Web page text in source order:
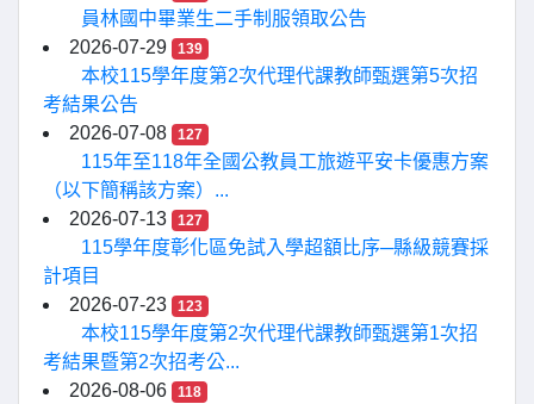
員林國中畢業生二手制服領取公告
2026-07-29
139
本校115學年度第2次代理代課教師甄選第5次招
考結果公告
2026-07-08
127
115年至118年全國公教員工旅遊平安卡優惠方案
（以下簡稱該方案）...
2026-07-13
127
115學年度彰化區免試入學超額比序─縣級競賽採
計項目
2026-07-23
123
本校115學年度第2次代理代課教師甄選第1次招
考結果暨第2次招考公...
2026-08-06
118